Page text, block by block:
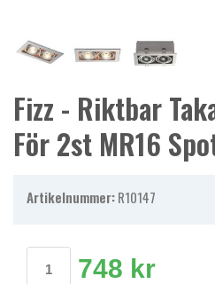
Fizz - Riktbar
För 2st MR16
Artikelnummer:R10147
748 kr